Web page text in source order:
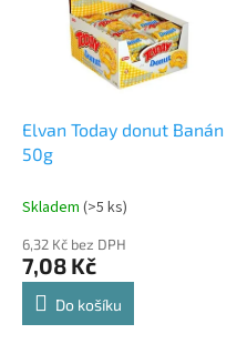
Elvan Today donut Banán
50g
Skladem (>5 ks)
6,32 Kč bez DPH
7,08 Kč
Do košíku